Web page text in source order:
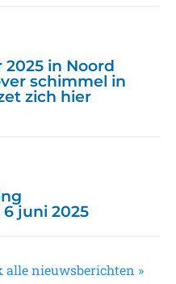
in Noord
schimmel in
zich hier
juni 2025
alle nieuwsberichten »